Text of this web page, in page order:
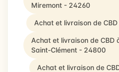
Miremont - 24260
Achat et livraison de
Achat et livraison de CBD
Saint-Clément - 24800
Achat et livraison de